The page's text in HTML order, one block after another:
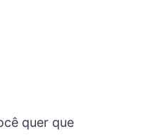
quer que